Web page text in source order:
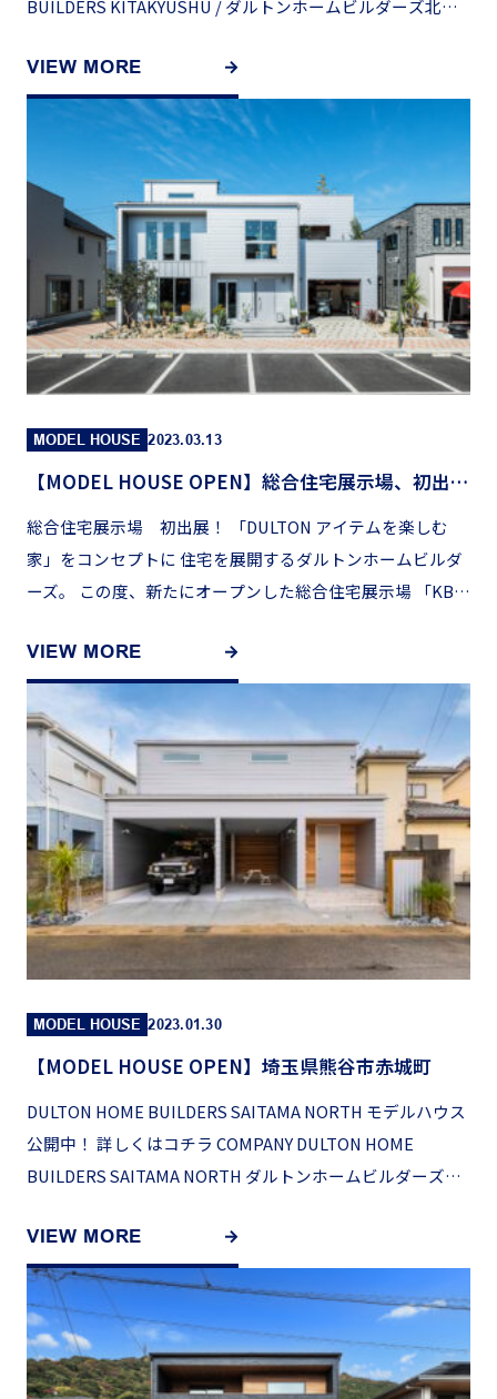
BUILDERS KITAKYUSHU / ダルトンホームビルダーズ北九
VIEW MORE
MODEL HOUSE 2023.03.13
【MODEL HOUSE OPEN】総合住宅展示場、初出展！
総合住宅展示場 初出展！ 「DULTON アイテムを楽しむ
家」をコンセプトに 住宅を展開するダルトンホームビルダ
ーズ。 この度、新たにオープンした総合住宅展示場 「KBC
VIEW MORE
MODEL HOUSE 2023.01.30
【MODEL HOUSE OPEN】埼玉県熊谷市赤城町
DULTON HOME BUILDERS SAITAMA NORTH モデルハウス
公開中！ 詳しくはコチラ COMPANY DULTON HOME
BUILDERS SAITAMA NORTH ダルトンホームビルダーズ埼
VIEW MORE